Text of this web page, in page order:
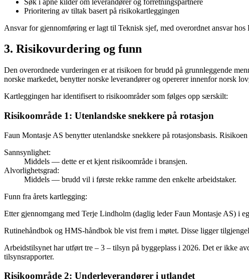
Prioritering av tiltak basert på risikokartleggingen
Ansvar for gjennomføring er lagt til Teknisk sjef, med overordnet ansvar
3. Risikovurdering og funn
Den overordnede vurderingen er at risikoen for brudd på grunnleggende
norske markedet, benytter norske leverandører og opererer innenfor norsk
Kartleggingen har identifisert to risikoområder som følges opp særskilt:
Risikoområde 1: Utenlandske snekkere på rotasjon
Faun Montasje AS benytter utenlandske snekkere på rotasjonsbasis.
Sannsynlighet:
Middels — dette er et kjent risikoområde i bransjen.
Alvorlighetsgrad:
Middels — brudd vil i første rekke ramme den enkelte arbeidstaker.
Funn fra årets kartlegging:
Etter gjennomgang med Terje Lindholm (daglig leder Faun Montasje AS) i
Rutinehåndbok og HMS-håndbok ble vist frem i møtet. Disse ligger
Arbeidstilsynet har utført tre – 3 – tilsyn på byggeplass i 2026. Det er ikke
tilsynsrapporter.
Risikoområde 2: Underleverandører i utlandet